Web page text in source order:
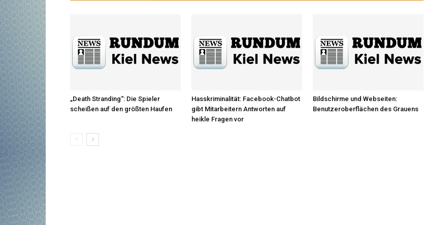
„Death Stranding“: Die Spieler
scheißen auf den größten Haufen
Hasskriminalität: Facebook-Chatbot
gibt Mitarbeitern Antworten auf
heikle Fragen vor
Bildschirme und Webseiten:
Benutzeroberflächen des Grauens